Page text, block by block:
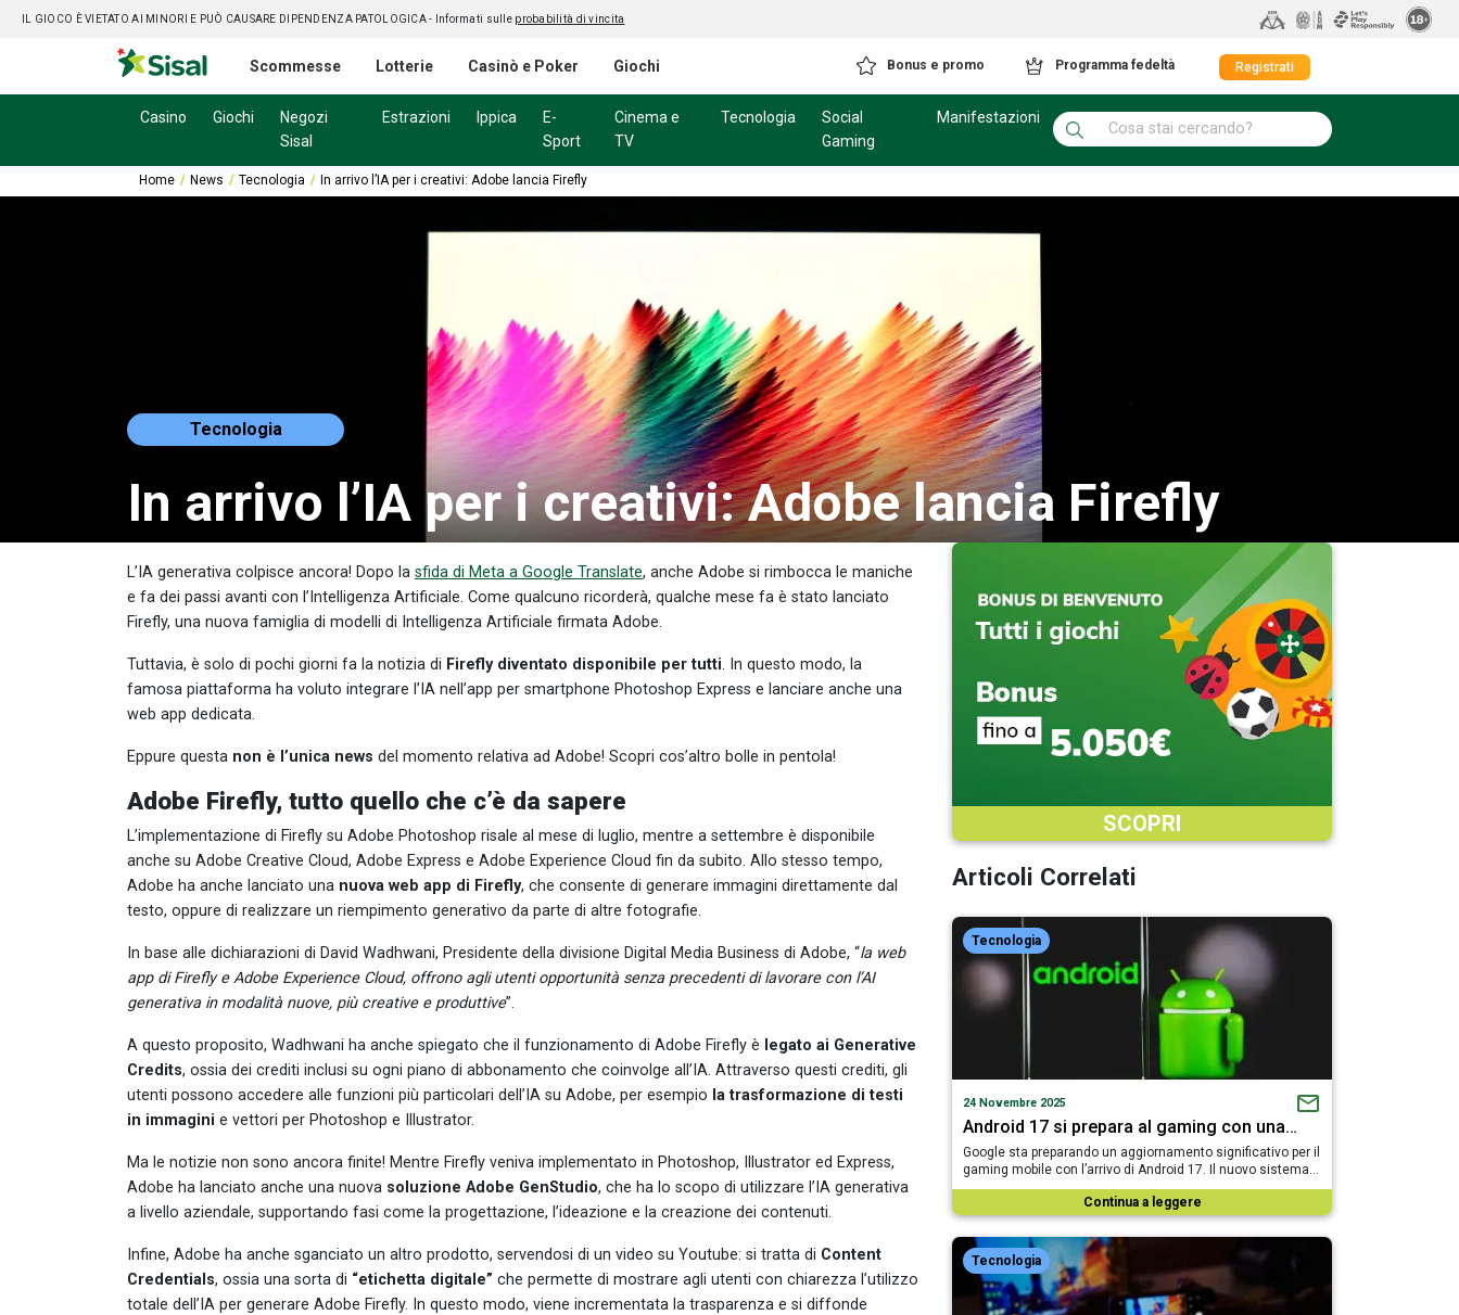
IL GIOCO È VIETATO AI MINORI E PUÒ CAUSARE DIPENDENZA PATOLOGICA - Informati sulle probabilità di vincita
Scommesse Lotterie Casinò e Poker Giochi Bonus e promo Programma fedeltà Registrati
Casino Giochi
Negozi
Sisal
Estrazioni Ippica
E-
Sport
Cinema e
TV
Tecnologia
Social
Gaming
Manifestazioni
Home News Tecnologia In arrivo l’IA per i creativi: Adobe lancia Firefly
Tecnologia
In arrivo l’IA per i creativi: Adobe lancia Firefly
L’IA generativa colpisce ancora! Dopo la sfida di Meta a Google Translate, anche Adobe si rimbocca le maniche
e fa dei passi avanti con l’Intelligenza Artificiale. Come qualcuno ricorderà, qualche mese fa è stato lanciato
Firefly, una nuova famiglia di modelli di Intelligenza Artificiale firmata Adobe.
Tuttavia, è solo di pochi giorni fa la notizia di Firefly diventato disponibile per tutti. In questo modo, la
famosa piattaforma ha voluto integrare l’IA nell’app per smartphone Photoshop Express e lanciare anche una
web app dedicata.
Eppure questa non è l’unica news del momento relativa ad Adobe! Scopri cos’altro bolle in pentola!
Adobe Firefly, tutto quello che c’è da sapere
L’implementazione di Firefly su Adobe Photoshop risale al mese di luglio, mentre a settembre è disponibile
anche su Adobe Creative Cloud, Adobe Express e Adobe Experience Cloud fin da subito. Allo stesso tempo,
Adobe ha anche lanciato una nuova web app di Firefly, che consente di generare immagini direttamente dal
testo, oppure di realizzare un riempimento generativo da parte di altre fotografie.
In base alle dichiarazioni di David Wadhwani, Presidente della divisione Digital Media Business di Adobe, “la web
app di Firefly e Adobe Experience Cloud, offrono agli utenti opportunità senza precedenti di lavorare con l’AI
generativa in modalità nuove, più creative e produttive”.
A questo proposito, Wadhwani ha anche spiegato che il funzionamento di Adobe Firefly è legato ai Generative
Credits, ossia dei crediti inclusi su ogni piano di abbonamento che coinvolge all’IA. Attraverso questi crediti, gli
utenti possono accedere alle funzioni più particolari dell’IA su Adobe, per esempio a trasformazione di testi
in immagini e vettori per Photoshop e Illustrator.
Ma le notizie non sono ancora finite! Mentre Firefly veniva implementato in Photoshop, Illustrator ed Express,
Adobe ha lanciato anche una nuova soluzione Adobe GenStudio, che ha lo scopo di utilizzare l’IA generativa
a livello aziendale, supportando fasi come la progettazione, l’ideazione e la creazione dei contenuti.
Infine, Adobe ha anche sganciato un altro prodotto, servendosi di un video su Youtube: si tratta di Content
Credentials, ossia una sorta di “etichetta digitale” che permette di mostrare agli utenti con chiarezza l’utilizzo
totale dell’IA per generare Adobe Firefly. In questo modo, viene incrementata la trasparenza e si diffonde
SCOPRI
Articoli Correlati
Tecnologia
24 Novembre 2025
Android 17 si prepara al gaming con una…
Google sta preparando un aggiornamento significativo per il
gaming mobile con l’arrivo di Android 17. Il nuovo sistema…
Continua a leggere
Tecnologia